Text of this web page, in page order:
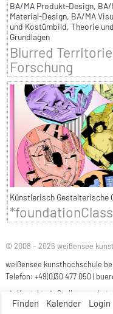
Finden Kalender Login
BA/MA Produkt-Design,
Material-Design, BA/MA
und Kostümbild, Theorie
Grundlagen
Blurred
Forschung
Künstlerisch Gestalterische
*foundationClass
© 2008 – 2026 weißensee
weißensee kunsthochschule
Telefon: +49(0)30 477 050 |
Kontakt
Stellenangebote
Barrierefreiheit
Leichte